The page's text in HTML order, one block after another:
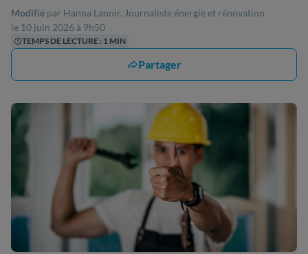
Modifié par Hanna Lanoir, Journaliste énergie et rénovation
le 10 juin 2026 à 9h50
TEMPS DE LECTURE : 1 MIN
Partager